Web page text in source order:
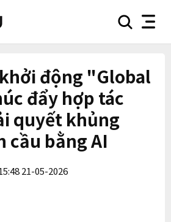
searchnav
động "Global
đẩy hợp tác
quyết khủng
cầu bằng AI
21-05-2026